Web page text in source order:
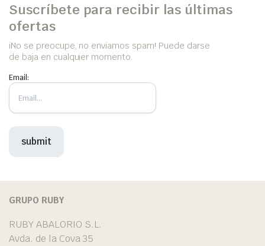
Suscríbete para recibir las últimas
ofertas
iNo se preocupe, no enviamos spam! Puede darse
de baja en cualquier momento.
Email:
GRUPO RUBY
RUBY ABALORIO S.L.
Avda. de la Cova 35